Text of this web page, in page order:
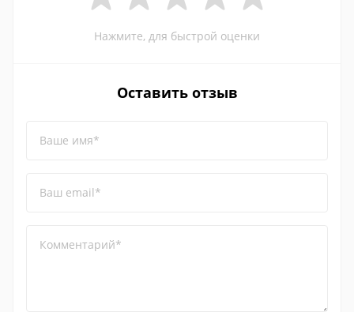
Нажмите, для быстрой оценки
Оставить отзыв
Ваше имя*
Ваш email*
Комментарий*